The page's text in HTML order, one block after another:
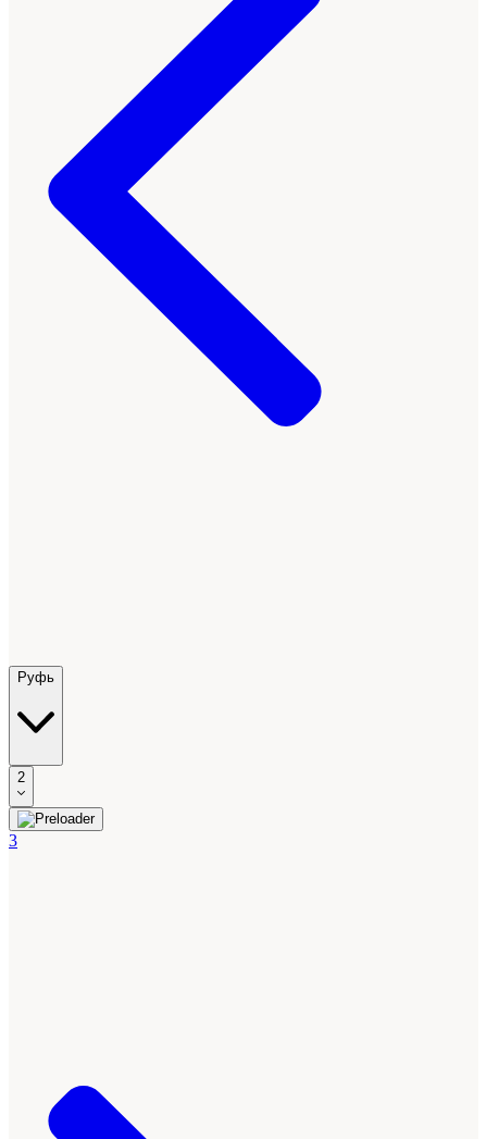
Руфь
2
3